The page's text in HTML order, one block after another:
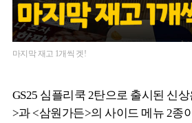
마지막 재고 1개씩 겟!
GS25 심플리쿡 2탄으로 출시된 신
>과 <삼원가든>의 사이드 메뉴 2종